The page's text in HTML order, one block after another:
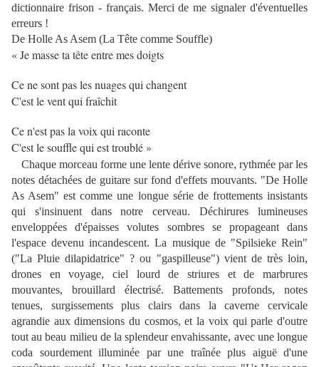
dictionnaire frison - français. Merci de me signaler d'éventuelles
erreurs !
De Holle As Asem (La Tête comme Souffle)
« Je masse ta tête entre mes doigts
Ce ne sont pas les nuages qui changent
C'est le vent qui fraîchit
Ce n'est pas la voix qui raconte
C'est le souffle qui est troublé »
Chaque morceau forme une lente dérive sonore, rythmée par les
notes détachées de guitare sur fond d'effets mouvants. "De Holle
As Asem" est comme une longue série de frottements insistants
qui s'insinuent dans notre cerveau. Déchirures lumineuses
enveloppées d'épaisses volutes sombres se propageant dans
l'espace devenu incandescent. La musique de "Spilsieke Rein"
("La Pluie dilapidatrice" ? ou "gaspilleuse") vient de très loin,
drones en voyage, ciel lourd de striures et de marbrures
mouvantes, brouillard électrisé. Battements profonds, notes
tenues, surgissements plus clairs dans la caverne cervicale
agrandie aux dimensions du cosmos, et la voix qui parle d'outre
tout au beau milieu de la splendeur envahissante, avec une longue
coda sourdement illuminée par une traînée plus aiguë d'une